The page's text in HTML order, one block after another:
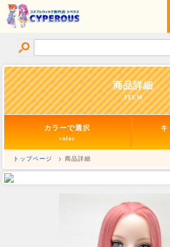
商品詳細
ITEM
カラーで選択
color
キ
トップページ > 商品詳細